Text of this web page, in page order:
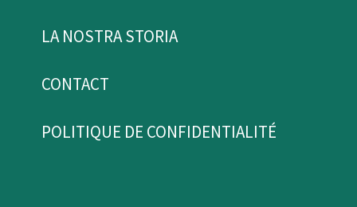
LA NOSTRA STORIA
CONTACT
POLITIQUE DE CONFIDENTIALITÉ